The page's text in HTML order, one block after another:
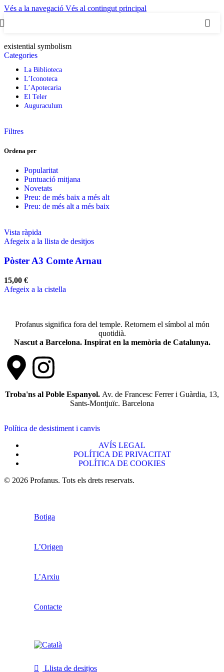
Vés a la navegació Vés al contingut principal
existential symbolism
Categories
La Biblioteca
L’Iconoteca
L’Apotecaria
El Teler
Auguraculum
Filtres
Ordena per
Popularitat
Puntuació mitjana
Novetats
Preu: de més baix a més alt
Preu: de més alt a més baix
Vista ràpida
Afegeix a la llista de desitjos
Pòster A3 Comte Arnau
15,00 €
Afegeix a la cistella
Profanus significa fora del temple. Retornem el símbol al món
quotidià.
Nascut a Barcelona. Inspirat en la memòria de Catalunya.
Troba'ns al Poble Espanyol. Av. de Francesc Ferrer i Guàrdia, 13,
Sants-Montjuïc. Barcelona
Política de desistiment i canvis
AVÍS LEGAL
POLÍTICA DE PRIVACITAT
POLÍTICA DE COOKIES
© 2026 Profanus. Tots els drets reservats.
Botiga
L’Origen
L’Arxiu
Contacte
Llista de desitjos